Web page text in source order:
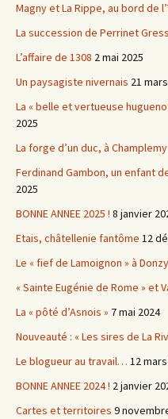
Magny et La Rippe, au bord de
La succession de Perrinet
L’affaire de 1308 2 mai 2025
Un paysagiste nivernais 21
La « belle et vertueuse
2025
La forge d’un duc, à Champlemy
Ferdinand Gambon, un enfant
2025
BONNE ANNEE 2025 ! 8 janvier
Etais, châtellenie fantôme 12
Le « fief de Lamoignon » à Donzy
« Sainte Eugénie de Rome » et
La « pôté d’Asnois » 7 mai 2024
Nouveauté : « Les sires de La
Le blogueur au travail… 12
BONNE ANNEE 2024 ! 2 janvier
Cartes et territoires 9